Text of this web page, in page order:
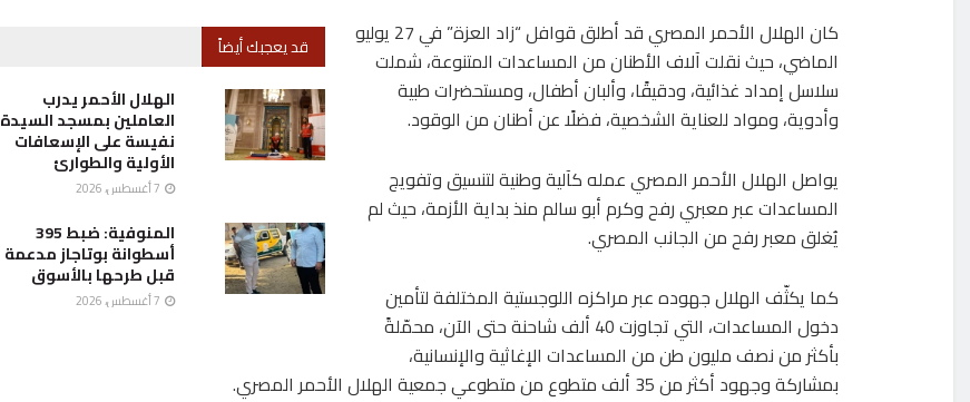
قد يعجبك أيضاً
الهلال الأحمر يدرب
العاملين بمسجد السيدة
نفيسة على الإسعافات
الأولية والطوارئ
المنوفية: ضبط 395
أسطوانة بوتاجاز مدعمة
قبل طرحها بالأسوق
كان الهلال الأحمر المصري قد أطلق قوافل “زاد العزة” في 27 يوليو
الماضي، حيث نقلت آلاف الأطنان من المساعدات المتنوعة، شملت
سلاسل إمداد غذائية، ودقيقًا، وألبان أطفال، ومستحضرات طبية
وأدوية، ومواد للعناية الشخصية، فضلًا عن أطنان من الوقود.
يواصل الهلال الأحمر المصري عمله كآلية وطنية لتنسيق وتفويج
المساعدات عبر معبري رفح وكرم أبو سالم منذ بداية الأزمة، حيث لم
يُغلق معبر رفح من الجانب المصري.
كما يكثّف الهلال جهوده عبر مراكزه اللوجستية المختلفة لتأمين
دخول المساعدات، التي تجاوزت 40 ألف شاحنة حتى الآن، محمّلةً
بأكثر من نصف مليون طن من المساعدات الإغاثية والإنسانية،
بمشاركة وجهود أكثر من 35 ألف متطوع من متطوعي جمعية الهلال الأحمر المصري.